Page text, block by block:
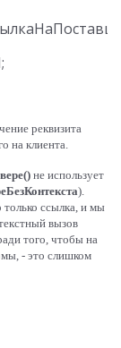
реквизита
на клиента.
не использует
).
только ссылка, и мы
вызов
того, чтобы на
- это слишком